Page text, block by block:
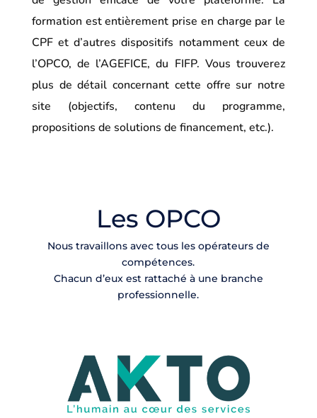
formation est entièrement prise en charge par le
CPF et d’autres dispositifs notamment ceux de
l’OPCO, de l’AGEFICE, du FIFP. Vous trouverez
plus de détail concernant cette offre sur notre
site (objectifs, contenu du programme,
propositions de solutions de financement, etc.).
Les OPCO
Nous travaillons avec tous les opérateurs de
compétences.
Chacun d’eux est rattaché à une branche
professionnelle.